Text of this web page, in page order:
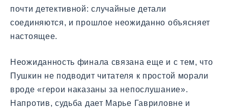
почти детективной: случайные детали
соединяются, и прошлое неожиданно объясняет
настоящее.
Неожиданность финала связана еще и с тем, что
Пушкин не подводит читателя к простой морали
вроде «герои наказаны за непослушание».
Напротив, судьба дает Марье Гавриловне и